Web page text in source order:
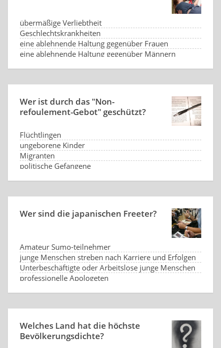
übermäßige Verliebtheit
Geschlechtskrankheiten
eine ablehnende Haltung gegenüber Frauen
eine ablehnende Haltung gegenüber Männern
Wer ist durch das "Non-
refoulement-Gebot" geschützt?
Flüchtlingen
ungeborene Kinder
Migranten
politische Gefangene
Wer sind die japanischen Freeter?
Amateur Sumo-teilnehmer
junge Menschen streben nach Karriere und Erfolgen
Unterbeschäftigte oder Arbeitslose junge Menschen
professionelle Apologeten
Welches Land hat die höchste
Bevölkerungsdichte?